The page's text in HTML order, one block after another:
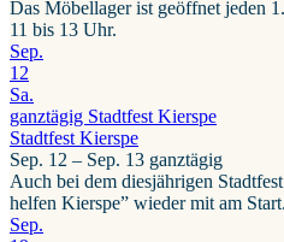
Das Möbellager ist geöffnet jeden
11 bis 13 Uhr.
Sep.
12
Sa.
ganztägig Stadtfest Kierspe
Stadtfest Kierspe
Sep. 12 – Sep. 13 ganztägig
Auch bei dem diesjährigen
helfen Kierspe” wieder mit am Start.
Sep.